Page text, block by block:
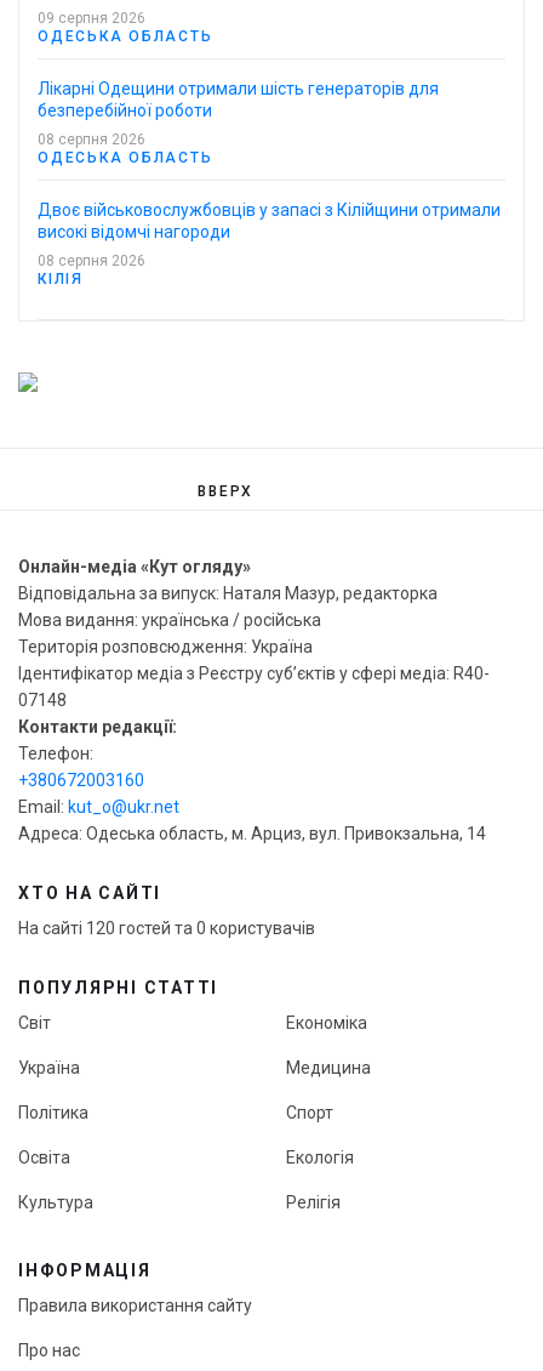
09 серпня 2026
ОДЕСЬКА ОБЛАСТЬ
Лікарні Одещини отримали шість генераторів для
безперебійної роботи
08 серпня 2026
ОДЕСЬКА ОБЛАСТЬ
Двоє військовослужбовців у запасі з Кілійщини отримали
високі відомчі нагороди
08 серпня 2026
КІЛІЯ
ВВЕРХ
Онлайн-медіа «Кут огляду»
Відповідальна за випуск: Наталя Мазур, редакторка
Мова видання: українська / російська
Територія розповсюдження: Україна
Ідентифікатор медіа з Реєстру суб’єктів у сфері медіа: R40-
07148
Контакти редакції:
Телефон:
+380672003160
Email: kut_o@ukr.net
Адреса: Одеська область, м. Арциз, вул. Привокзальна, 14
ХТО НА САЙТІ
На сайті 120 гостей та 0 користувачів
ПОПУЛЯРНІ СТАТТІ
Світ
Україна
Політика
Освіта
Культура
Економіка
Медицина
Спорт
Екологія
Релігія
ІНФОРМАЦІЯ
Правила використання сайту
Про нас